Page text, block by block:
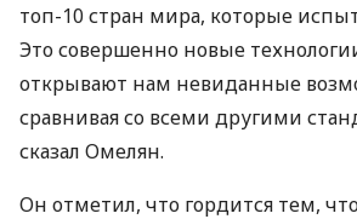
топ-10 стран мира, которые
Это совершенно новые
открывают нам невиданные
сравнивая со всеми другими
сказал Омелян.
Он отметил, что гордится тем,